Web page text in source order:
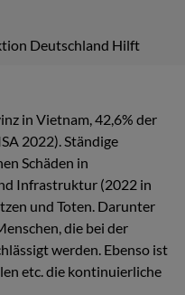
Deutschland Hilft
in Vietnam, 42,6% der
2022). Ständige
Schäden in
Infrastruktur (2022 in
und Toten. Darunter
die bei der
werden. Ebenso ist
etc. die kontinuierliche